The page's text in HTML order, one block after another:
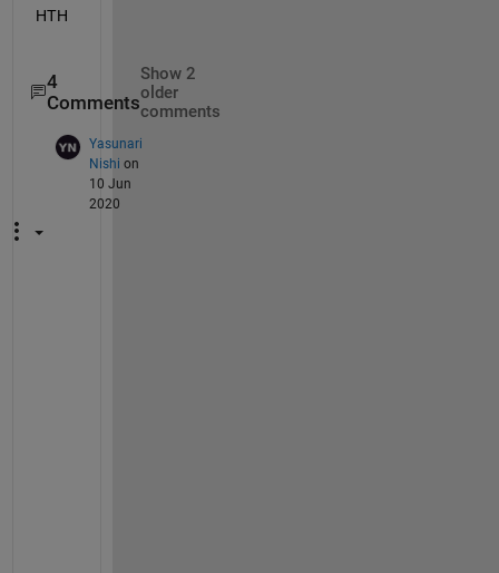
HTH
4
Comments
Show 2
older
comments
Yasunari
Nishi on
10 Jun
2020